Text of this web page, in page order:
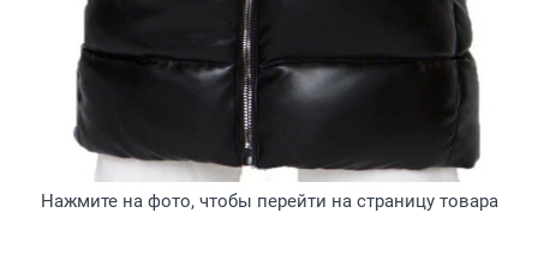
Нажмите на фото, чтобы перейти на страницу товара